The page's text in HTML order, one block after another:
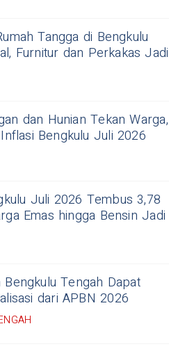
Tangga di Bengkulu
Furnitur dan Perkakas Jadi
dan Hunian Tekan Warga,
Bengkulu Juli 2026
Juli 2026 Tembus 3,78
Emas hingga Bensin Jadi
Tengah Dapat
dari APBN 2026